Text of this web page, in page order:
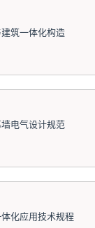
筑一体化构造
电气设计规范
化应用技术规程